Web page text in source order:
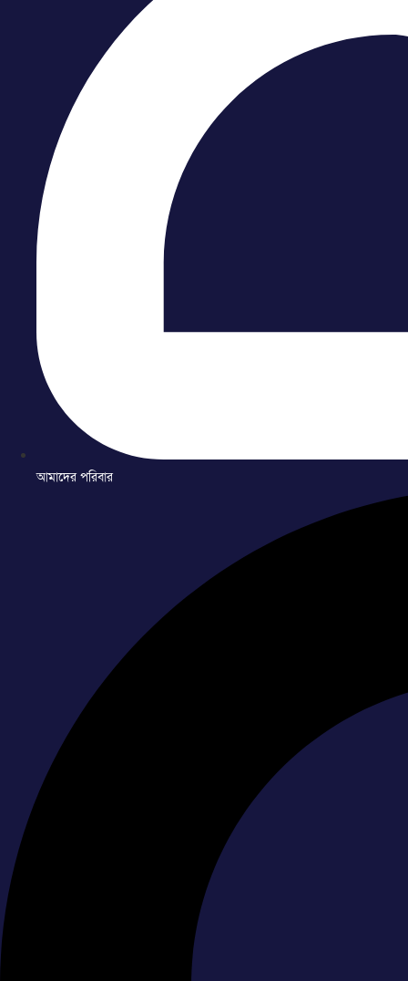
আমাদের পরিবার